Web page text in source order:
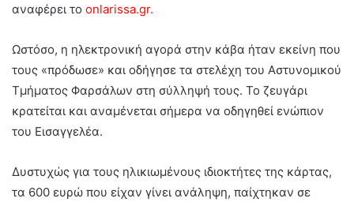
αναφέρει το onlarissa.gr.
Ωστόσο, η ηλεκτρονική αγορά στην κάβα ήταν εκείνη που
τους «πρόδωσε» και οδήγησε τα στελέχη του Αστυνομικού
Τμήματος Φαρσάλων στη σύλληψή τους. Το ζευγάρι
κρατείται και αναμένεται σήμερα να οδηγηθεί ενώπιον
του Εισαγγελέα.
Δυστυχώς για τους ηλικιωμένους ιδιοκτήτες της κάρτας,
τα 600 ευρώ που είχαν γίνει ανάληψη, παίχτηκαν σε